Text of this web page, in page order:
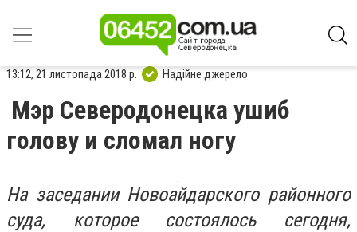
13:12, 21 листопада 2018 р. Надійне джерело
Мэр Северодонецка ушиб
голову и сломал ногу
На заседании Новоайдарского районного
суда, которое состоялось сегодня,